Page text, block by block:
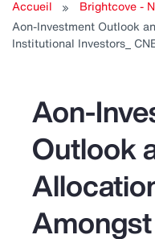
Accueil
Brightcove -
Aon-Investment Outlook
Institutional Investors_
Aon-
Outlook